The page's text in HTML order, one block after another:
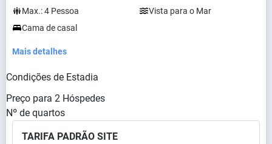
Max.:4 Pessoa
Vista para o Mar
Cama de casal
Mais detalhes
Condições de Estadia
Preço para 2 Hóspedes
Nº de quartos
TARIFA PADRÃO SITE